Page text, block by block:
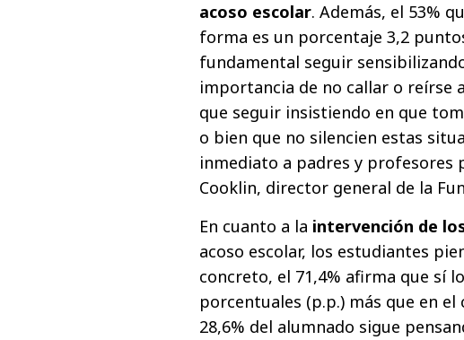
acoso escolar. Además, el 53%
forma es un porcentaje 3,2
fundamental seguir
importancia de no callar o reírse
que seguir insistiendo en que
o bien que no silencien estas
inmediato a padres y profesores
Cooklin, director general de la
En cuanto a la intervención de
acoso escolar, los estudiantes
concreto, el 71,4% afirma que sí
porcentuales (p.p.) más que en
28,6% del alumnado sigue